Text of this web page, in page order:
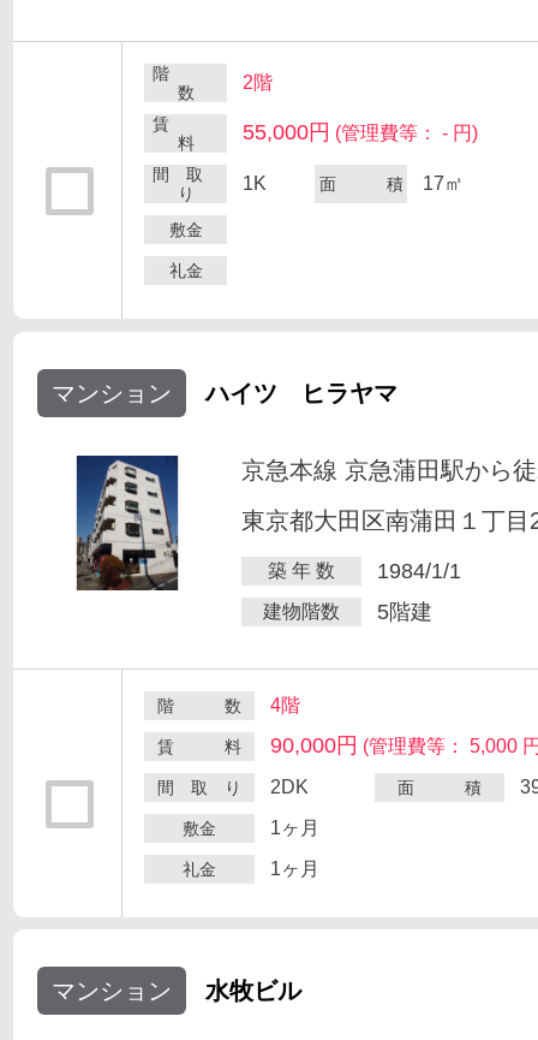
階
数
2階
賃
料
55,000円 (管理費等： - 円)
間 取
り
1K 面 積 17㎡
敷金
礼金
マンション ハイツ ヒラヤマ
京急本線 京急蒲田駅から
東京都大田区南蒲田１丁目
築 年 数 1984/1/1
建物階数 5階建
階 数 4階
賃 料 90,000円 (管理費等： 5,000
間 取 り 2DK 面 積
敷金 1ヶ月
礼金 1ヶ月
マンション 水牧ビル